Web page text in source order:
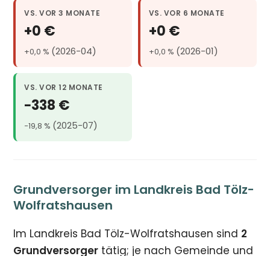
VS. VOR 3 MONATE
+0 €
+0,0 % (2026-04)
VS. VOR 6 MONATE
+0 €
+0,0 % (2026-01)
VS. VOR 12 MONATE
−338 €
−19,8 % (2025-07)
Grundversorger im Landkreis Bad Tölz-
Wolfratshausen
Im Landkreis Bad Tölz-Wolfratshausen sind 2
Grundversorger tätig; je nach Gemeinde und